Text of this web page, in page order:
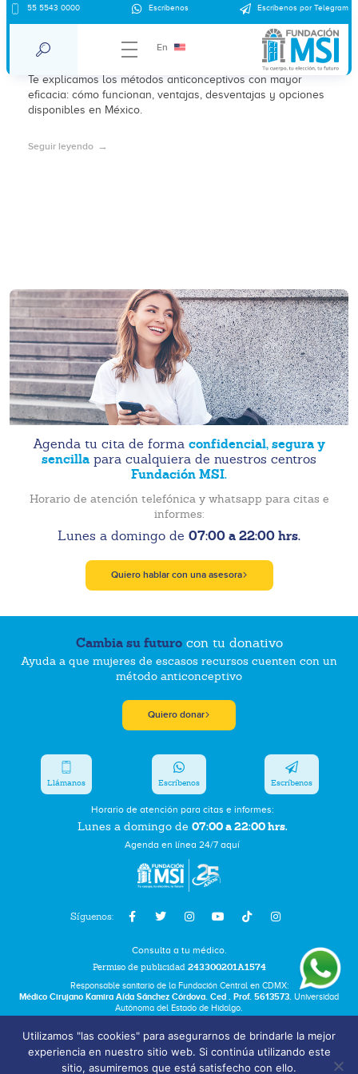
55 5543 0000 Escríbenos Escríbenos por Telegram
En
¿Cuáles son los métodos anticonceptivos
más eficaces?
Te explicamos los métodos anticonceptivos con mayor
eficacia: cómo funcionan, ventajas, desventajas y opciones
disponibles en México.
Seguir leyendo
Agenda tu cita de forma confidencial, segura y
sencilla para cualquiera de nuestros centros
Fundación MSI.
Horario de atención telefónica y whatsapp para citas e
informes:
Lunes a domingo de 07:00 a 22:00 hrs.
Quiero hablar con una asesora
Cambia su futurocon tu donativo
Ayuda a que mujeres de escasos recursos cuenten con un
método anticonceptivo
Quiero donar
Síguenos:
Horario de atención para citas e informes:
Lunes a domingo de 07:00 a 22:00 hrs.
Agenda en línea 24/7 aquí
Llámanos Escríbenos Escríbenos
Consulta a tu médico.
Permiso de publicidad 243300201A1574
Responsable sanitario de la Fundación Central en CDMX:
Médico Cirujano Kamira Aída Sánchez Córdova. Ced . Prof. 5613573. Universidad
Autónoma del Estado de Hidalgo.
Términos y Condiciones
Bolsa de Trabajo
Utilizamos "las cookies" para asegurarnos de brindarle la mejor
experiencia en nuestro sitio web. Si continúa utilizando este
sitio, asumiremos que está satisfecho con ello.